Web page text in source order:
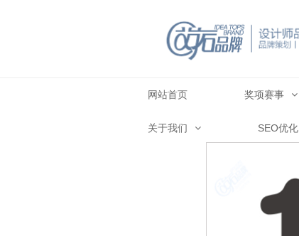
网站首页 奖项赛事
关于我们 SEO优化